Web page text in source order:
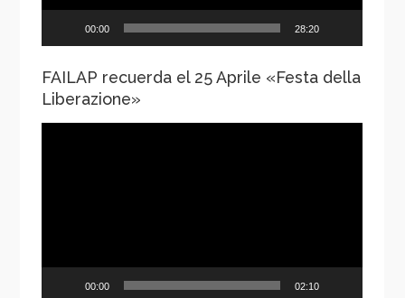
00:00 28:20
FAILAP recuerda el 25 Aprile «Festa della
Liberazione»
00:00 02:10